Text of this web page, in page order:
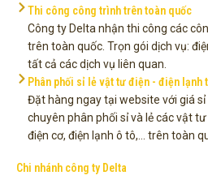
Thi công công trình trên toàn quốc
Công ty Delta nhận thi công các
trên toàn quốc. Trọn gói dịch vụ:
tất cả các dịch vụ liên quan.
Phân phối sỉ lẻ vật tư điện - điện lạnh
Đặt hàng ngay tại website với giá
chuyên phân phối sỉ và lẻ các vật
điện cơ, điện lạnh ô tô,... trên toàn
Chi nhánh công ty Delta